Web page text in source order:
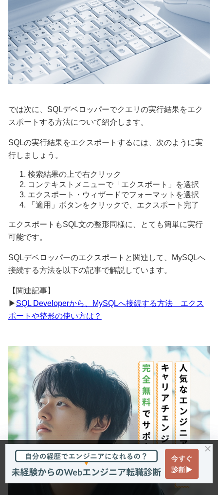
では次に、SQLデベロッパーでクエリの実行結果をエク
スポートする方法について紹介します。
SQLの実行結果をエクスポートするには、次のように実
行しましょう。
検索結果の上で右クリック
コンテキストメニューで「エクスポート」を選択
エクスポート・ウィザードでフォーマットを選択
「適用」ボタンをクリックで、エクスポート完了
エクスポートもSQL文の整形同様に、とても簡単に実行
可能です。
SQLデベロッパーのエクスポートと関連して、MySQLへ
接続する方法を以下の記事で解説しています。
【関連記事】
▶︎ SQL Developerから、MySQLへ接続する方法 エクス
ポートや整形の使い方は？